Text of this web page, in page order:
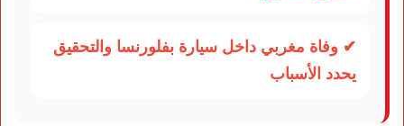
✔ وفاة مغربي داخل سيارة بفلورنسا والتحقيق
يحدد الأسباب